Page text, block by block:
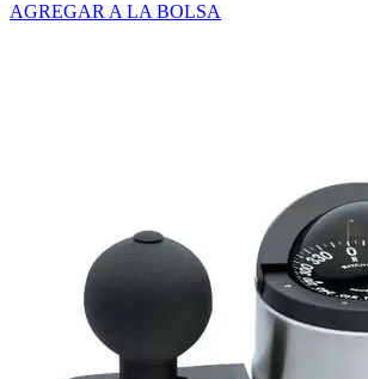
AGREGAR A LA BOLSA